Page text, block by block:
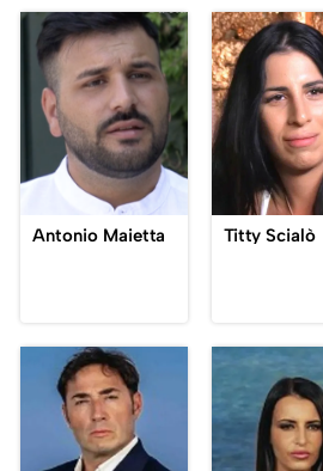
Antonio Maietta Titty Scialò